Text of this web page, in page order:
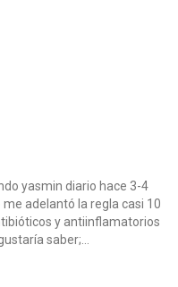
yasmin diario hace 3-4
adelantó la regla casi 10
y antiinflamatorios
saber;...